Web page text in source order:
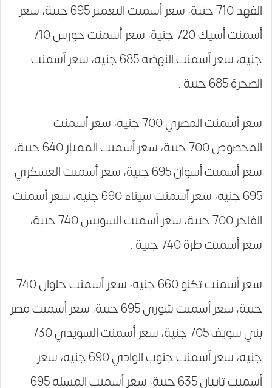
الفهد 710 جنية، سعر أسمنت التعمير 695 جنية، سعر
أسمنت أسيك 720 جنية، سعر أسمنت حورس 710
جنية، سعر أسمنت النهضة 685 جنية، سعر أسمنت
الصخرة 685 جنية .
سعر أسمنت المصري 700 جنية، سعر أسمنت
المخصوص 700 جنية، سعر أسمنت الممتاز 640 جنية،
سعر أسمنت أسوان 695 جنية، سعر أسمنت العسكري
695 جنية، سعر أسمنت سيناء 690 جنية، سعر أسمنت
الفاخر 700 جنية، سعر أسمنت السويس 740 جنية،
سعر أسمنت طرة 740 جنية .
سعر أسمنت تكنو 660 جنية، سعر أسمنت حلوان 740
جنية، سعر أسمنت شورى 695 جنية، سعر أسمنت مصر
بني سويف 705 جنية، سعر أسمنت السويدي 730
جنية، سعر أسمنت جنوب الوادي 690 جنية، سعر
أسمنت تايتان 635 جنية، سعر أسمنت المسله 695